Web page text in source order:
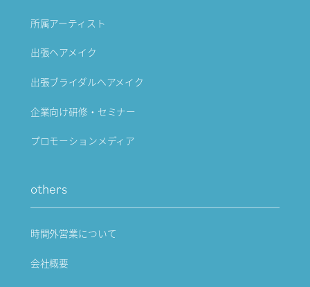
所属アーティスト
出張ヘアメイク
出張ブライダルヘアメイク
企業向け研修・セミナー
プロモーションメディア
others
時間外営業について
会社概要